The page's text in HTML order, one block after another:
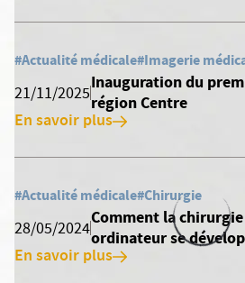
#Actualité médicale#Imagerie
21/11/2025
Inauguration du
région Centre
En savoir plus
#Actualité médicale#Chirurgie
28/05/2024
Comment la
ordinateur se
En savoir plus